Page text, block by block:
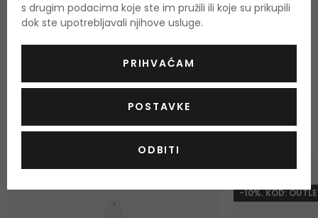
drveta, crnog sladića i kokosovog mlijeka pruža mirisu Serge
Lutens Un Bois Vanille vrlo originalni dojam.
Najprodavaniji proizvodi
-20%. KOD: OUTLET20
GRATIS
-10%. KOD:
s drugim podacima koje ste im pružili ili koje su prikupili
dok ste upotrebljavali njihove usluge.
PRIHVAĆAM
POSTAVKE
ODBITI